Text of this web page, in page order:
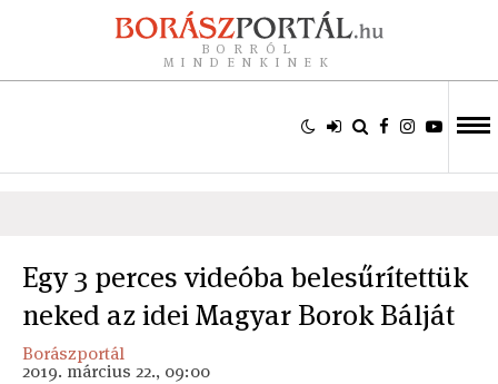
BORRÓL
MINDENKINEK
Egy 3 perces videóba belesűrítettük
neked az idei Magyar Borok Bálját
Borászportál
2019. március 22., 09:00